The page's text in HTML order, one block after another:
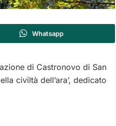
Whatsapp
di Castronovo di San
civiltà dell’ara’, dedicato